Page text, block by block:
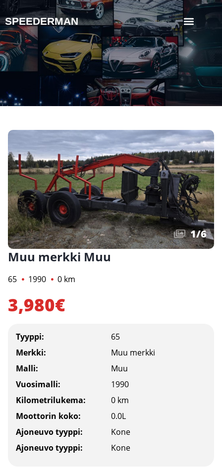
SPEEDERMAN
1/6
Muu merkki Muu
65 1990 0 km
3,980€
Tyyppi:
65
Merkki:
Muu merkki
Malli:
Muu
Vuosimalli:
1990
Kilometrilukema:
0 km
Moottorin koko:
0.0L
Ajoneuvo tyyppi:
Kone
Ajoneuvo tyyppi:
Kone